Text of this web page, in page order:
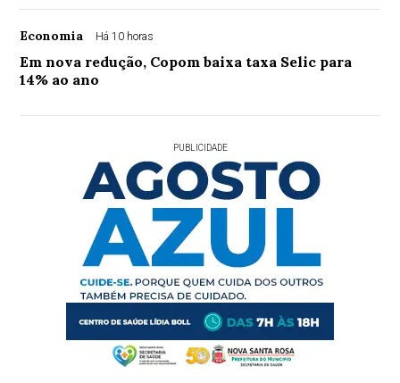
Economia Há 10 horas
Em nova redução, Copom baixa taxa Selic para
14% ao ano
PUBLICIDADE